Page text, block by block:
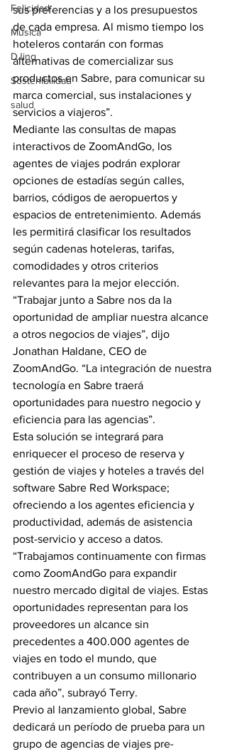
Felicidad
Música
DJing
Sostenibilidad
salud
sus preferencias y a los presupuestos
de cada empresa. Al mismo tiempo los
hoteleros contarán con formas
alternativas de comercializar sus
productos en Sabre, para comunicar su
marca comercial, sus instalaciones y
servicios a viajeros”.
Mediante las consultas de mapas
interactivos de ZoomAndGo, los
agentes de viajes podrán explorar
opciones de estadías según calles,
barrios, códigos de aeropuertos y
espacios de entretenimiento. Además
les permitirá clasificar los resultados
según cadenas hoteleras, tarifas,
comodidades y otros criterios
relevantes para la mejor elección.
“Trabajar junto a Sabre nos da la
oportunidad de ampliar nuestra alcance
a otros negocios de viajes”, dijo
Jonathan Haldane, CEO de
ZoomAndGo. “La integración de nuestra
tecnología en Sabre traerá
oportunidades para nuestro negocio y
eficiencia para las agencias”.
Esta solución se integrará para
enriquecer el proceso de reserva y
gestión de viajes y hoteles a través del
software Sabre Red Workspace;
ofreciendo a los agentes eficiencia y
productividad, además de asistencia
post-servicio y acceso a datos.
“Trabajamos continuamente con firmas
como ZoomAndGo para expandir
nuestro mercado digital de viajes. Estas
oportunidades representan para los
proveedores un alcance sin
precedentes a 400.000 agentes de
viajes en todo el mundo, que
contribuyen a un consumo millonario
cada año”, subrayó Terry.
Previo al lanzamiento global, Sabre
dedicará un período de prueba para un
grupo de agencias de viajes pre-